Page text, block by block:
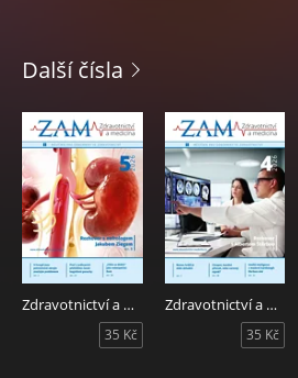
Další čísla
Zdravotnictví a medicína 5/2026
35 Kč
Zdravotnictví a medicína 4/2026
35 Kč